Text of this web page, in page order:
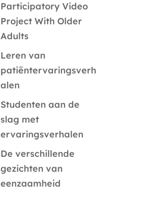
Participatory Video
Project With Older
Adults
Leren van
patiëntervaringsverh
alen
Studenten aan de
slag met
ervaringsverhalen
De verschillende
gezichten van
eenzaamheid